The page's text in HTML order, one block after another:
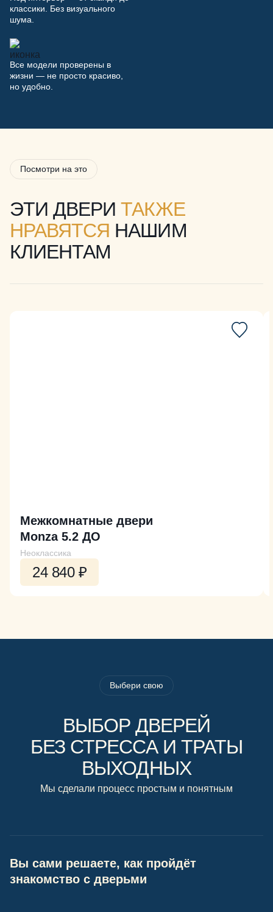
классики. Без визуального
шума.
Все модели проверены в
жизни — не просто красиво,
но удобно.
Посмотри на это
ЭТИ ДВЕРИТАКЖЕ
НРАВЯТСЯ НАШИМ
КЛИЕНТАМ
Межкомнатные двери
Monza 5.2 ДО
Неоклассика
24 840 ₽
Выбери свою
ВЫБОР ДВЕРЕЙ
БЕЗ СТРЕССА И ТРАТЫ
ВЫХОДНЫХ
Мы сделали процесс простым и понятным
Вы сами решаете, как пройдёт
знакомство с дверьми